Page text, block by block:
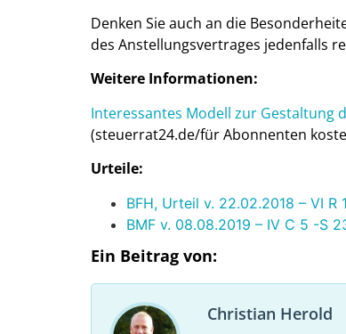
Denken Sie auch an die
des Anstellungsvertrages jedenfalls
Weitere Informationen:
Interessantes Modell zur Gestaltung
(steuerrat24.de/für Abonnenten
Urteile:
BFH, Urteil v. 22.02.2018 – VI R
BMF v. 08.08.2019 – IV C 5 -S
Ein Beitrag von:
Christian Herold